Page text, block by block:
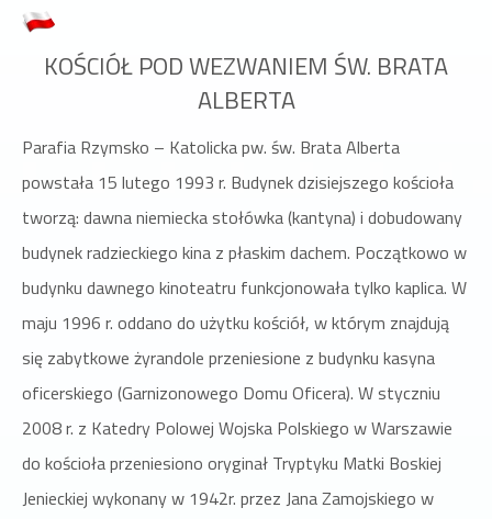
KOŚCIÓŁ POD WEZWANIEM ŚW. BRATA
ALBERTA
Parafia Rzymsko – Katolicka pw. św. Brata Alberta
powstała 15 lutego 1993 r. Budynek dzisiejszego kościoła
tworzą: dawna niemiecka stołówka (kantyna) i dobudowany
budynek radzieckiego kina z płaskim dachem. Początkowo w
budynku dawnego kinoteatru funkcjonowała tylko kaplica. W
maju 1996 r. oddano do użytku kościół, w którym znajdują
się zabytkowe żyrandole przeniesione z budynku kasyna
oficerskiego (Garnizonowego Domu Oficera). W styczniu
2008 r. z Katedry Polowej Wojska Polskiego w Warszawie
do kościoła przeniesiono oryginał Tryptyku Matki Boskiej
Jenieckiej wykonany w 1942r. przez Jana Zamojskiego w